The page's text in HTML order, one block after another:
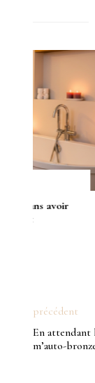
Spa &
précédent
En attendant
m’auto-